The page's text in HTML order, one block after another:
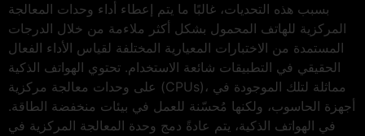
بسبب هذه التحديات، غالبًا ما يتم إعطاء أداء وحدات المعالجة
المركزية للهاتف المحمول بشكل أكثر ملاءمة من خلال الدرجات
المستمدة من الاختبارات المعيارية المختلفة لقياس الأداء الفعال
الحقيقي في التطبيقات شائعة الاستخدام. تحتوي الهواتف الذكية
على وحدات معالجة مركزية (CPUs)، مماثلة لتلك الموجودة في
أجهزة الحاسوب، ولكنها مُحسّنة للعمل في بيئات منخفضة الطاقة.
في الهواتف الذكية، يتم عادةً دمج وحدة المعالجة المركزية في